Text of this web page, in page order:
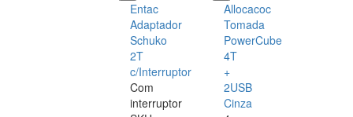
Entac
Adaptador
Schuko
2T
c/Interruptor
Com
interruptor
Allocacoc
Tomada
PowerCube
4T
+
2USB
Cinza